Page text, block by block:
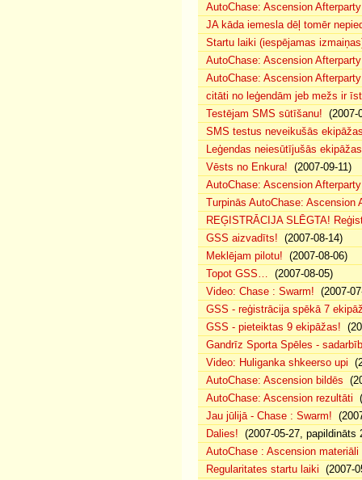
AutoChase: Ascension
JA kāda iemesla dēļ tomēr
Startu laiki (iespējamas
AutoChase: Ascension
AutoChase: Ascension
citāti no leģendām jeb mežs ir
Testējam SMS sūtīšanu! (2007-
SMS testus neveikušās
Leģendas neiesūtījušās ekipāžas
Vēsts no Enkura! (2007-09-11)
AutoChase: Ascension
Turpinās AutoChase: Ascension
REĢISTRĀCIJA SLĒGTA!
GSS aizvadīts! (2007-08-14)
Meklējam pilotu! (2007-08-06)
Topot GSS… (2007-08-05)
Video: Chase : Swarm! (2007-
GSS - reģistrācija spēkā 7
GSS - pieteiktas 9 ekipāžas!
Gandrīz Sporta Spēles -
Video: Huliganka shkeerso upi
AutoChase: Ascension bildēs
AutoChase: Ascension rezultāti
Jau jūlijā - Chase : Swarm!
Dalies! (2007-05-27, papildināts
AutoChase : Ascension materiāli
Regularitates startu laiki (2007-